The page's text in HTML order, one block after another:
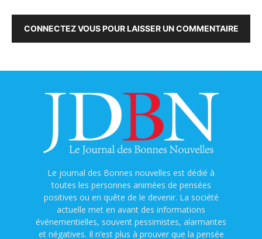
CONNECTEZ VOUS POUR LAISSER UN COMMENTAIRE
Le journal des Bonnes nouvelles est dédié à
toutes les personnes animées de pensées
positives ou en quête de le devenir. La société
actuelle met en avant des informations
événementielles, souvent pessimistes, alarmantes
et négatives. Il n’est plus à prouver que la pensée